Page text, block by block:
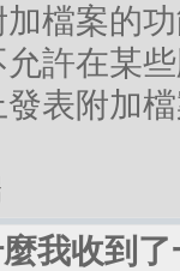
加檔案的
許在某
發表附加
我收到了